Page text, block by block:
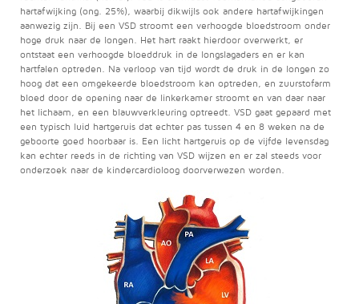
hartafwijking (ong. 25%), waarbij dikwijls ook andere hartafwijkingen
aanwezig zijn. Bij een VSD stroomt een verhoogde bloedstroom onder
hoge druk naar de longen. Het hart raakt hierdoor overwerkt, er
ontstaat een verhoogde bloeddruk in de longslagaders en er kan
hartfalen optreden. Na verloop van tijd wordt de druk in de longen zo
hoog dat een omgekeerde bloedstroom kan optreden, en zuurstofarm
bloed door de opening naar de linkerkamer stroomt en van daar naar
het lichaam, en een blauwverkleuring optreedt. VSD gaat gepaard met
een typisch luid hartgeruis dat echter pas tussen 4 en 8 weken na de
geboorte goed hoorbaar is. Een licht hartgeruis op de vijfde levensdag
kan echter reeds in de richting van VSD wijzen en er zal steeds voor
onderzoek naar de kindercardioloog doorverwezen worden.